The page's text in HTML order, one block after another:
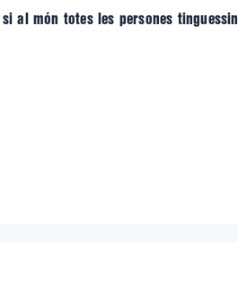
al món totes les persones tinguessin